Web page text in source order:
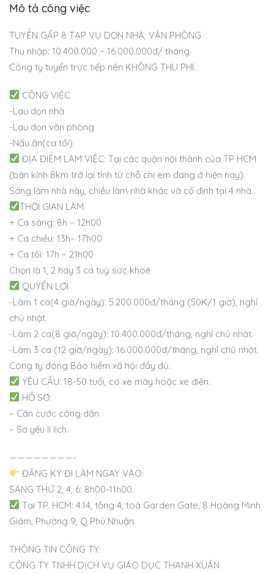
Mô tả công việc
TUYỂN GẤP 8 TẠP VỤ DỌN NHÀ, VĂN PHÒNG
Thu nhập: 10.400.000 – 16.000.000đ/ tháng.
Công ty tuyển trực tiếp nên KHÔNG THU PHÍ.
CÔNG VIỆC
-Lau dọn nhà
-Lau dọn văn phòng
-Nấu ăn(ca tối)
ĐỊA ĐIỂM LÀM VIỆC: Tại các quận nội thành của TP HCM
(bán kính 8km trở lại tính từ chỗ chị em đang ở hiện nay).
Sáng làm nhà này, chiều làm nhà khác và cố định tại 4 nhà.
THỜI GIAN LÀM
+ Ca sáng: 8h – 12h00
+ Ca chiều: 13h– 17h00
+ Ca tối: 17h – 21h00
Chọn là 1, 2 hay 3 ca tuỳ sức khoẻ
QUYỀN LỢI
-Làm 1 ca(4 giờ/ngày): 5.200.000đ/tháng (50K/1 giờ), nghỉ
chủ nhật.
-Làm 2 ca(8 giờ/ngày): 10.400.000đ/tháng, nghỉ chủ nhật.
-Làm 3 ca (12 giờ/ngày): 16.000.000đ/tháng, nghỉ chủ nhật.
Công ty đóng Bảo hiểm xã hội đầy đủ.
YÊU CẦU: 18-50 tuổi, có xe máy hoặc xe điện.
HỒ SƠ:
– Căn cước công dân
– Sơ yếu lí lịch.
————————-
ĐĂNG KÝ ĐI LÀM NGAY VÀO:
SÁNG THỨ 2, 4, 6: 8h00-11h00.
Tại TP. HCM: 4.14, tầng 4, toà Garden Gate, 8 Hoàng Minh
Giám, Phường 9, Q Phú Nhuận.
THÔNG TIN CÔNG TY:
CÔNG TY TNHH DỊCH VỤ GIÁO DỤC THANH XUÂN